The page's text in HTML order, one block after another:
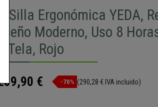
Silla Ergonómica YEDA,
Moderno, Uso 8
Tela, Rojo
€ -70% (290,28 € IVA incluido)